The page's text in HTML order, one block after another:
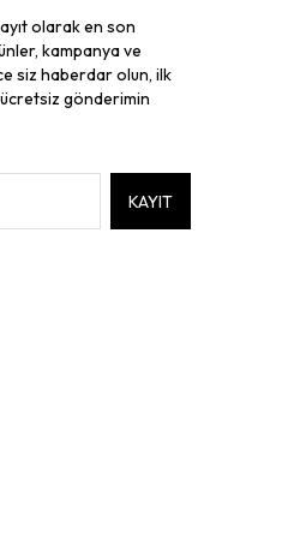
olarak en son
kampanya ve
siz haberdar olun, ilk
gönderimin
KAYIT